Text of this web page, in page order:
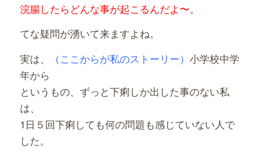
浣腸したらどんな事が起こるんだよ〜。
てな疑問が湧いて来ますよね。
実は、
（ここからが私のストーリー） 小学校中学
年から
というもの、ずっと下痢しか出した事のない私
は、
1日５回下痢しても何の問題も感じていない人で
した。